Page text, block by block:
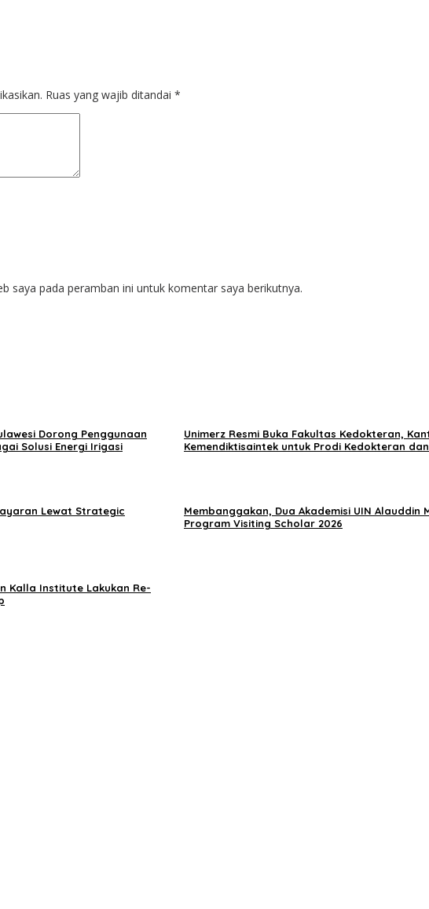
Ruas yang wajib ditandai *
saya pada peramban ini untuk komentar saya berikutnya.
Dorong Penggunaan
Solusi Energi Irigasi
Unimerz Resmi Buka Fakultas Kedokteran,
Kemendiktisaintek untuk Prodi Kedokteran
Lewat Strategic
Membanggakan, Dua Akademisi UIN Alauddin
Program Visiting Scholar 2026
Kalla Institute Lakukan Re-